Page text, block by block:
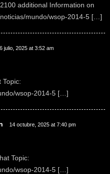
additional Information on
mundo/wsop-2014-5 […]
julio, 2025 at 3:52 am
wsop-2014-5 […]
14 octubre, 2025 at 7:40 pm
Topic:
wsop-2014-5 […]